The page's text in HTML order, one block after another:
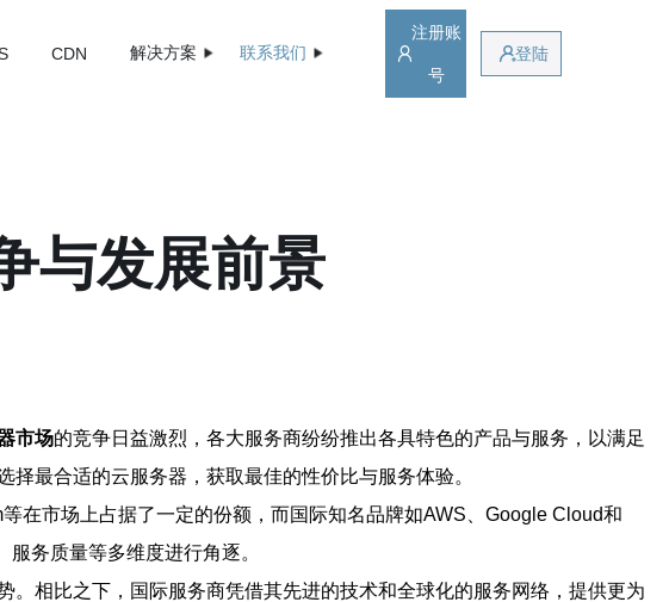
CDN 解决方案 联系我们
注册账
号
登陆
与发展前景
市场的竞争日益激烈，各大服务商纷纷推出各具特色的产品与服务，以满足
最合适的云服务器，获取最佳的性价比与服务体验。
在市场上占据了一定的份额，而国际知名品牌如AWS、Google Cloud和
务质量等多维度进行角逐。
相比之下，国际服务商凭借其先进的技术和全球化的服务网络，提供更为